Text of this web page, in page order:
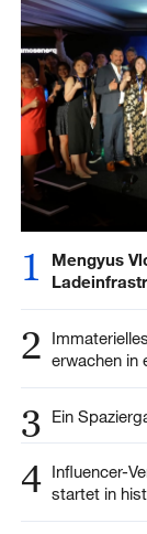
1
Mengyus
2 erwachen in
3 Ein
4 Influencer-
startet in